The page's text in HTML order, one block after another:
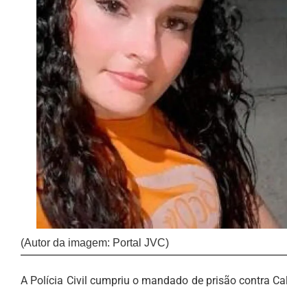
(Autor da imagem: Portal JVC)
A Polícia Civil cumpriu o mandado de prisão contra